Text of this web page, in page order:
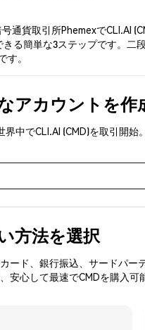
通貨取引所PhemexでCLI.AI
る簡単な3ステップです。二
す。
アカウントを作
界中でCLI.AI (CMD)を取引開
方法を選択
ード、銀行振込、サードパ
安心して最速でCMDを購入可